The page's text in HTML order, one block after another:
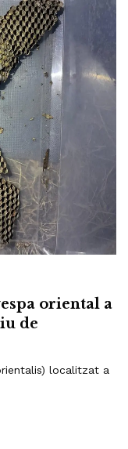
oriental a
de
localitzat a